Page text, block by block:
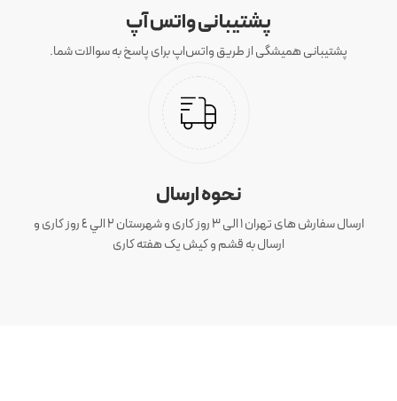
پشتیبانی واتس آپ
پشتیبانی همیشگی از طریق واتس‌اپ برای پاسخ به سوالات شما.
نحوه ارسال
ارسال سفارش های تهران 1 الی 3 روز کاری و شهرستان ٢ الي ٤ روز کاری و
ارسال به قشم و کیش یک هفته کاری